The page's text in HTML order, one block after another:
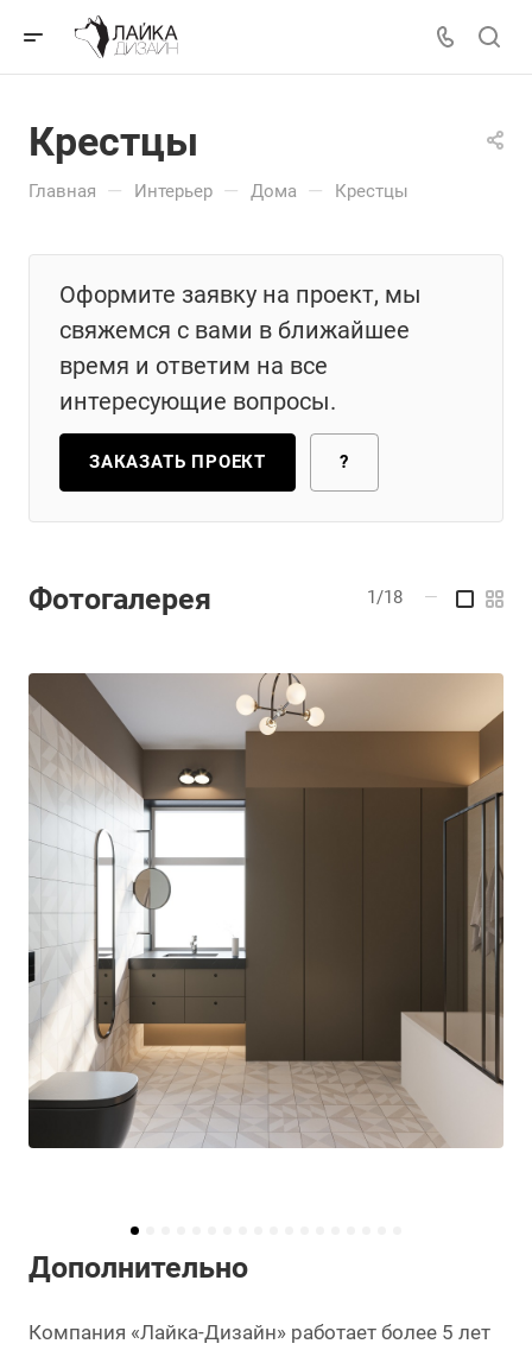
Крестцы
Главная — Интерьер — Дома — Крестцы
Оформите заявку на проект, мы
свяжемся с вами в ближайшее
время и ответим на все
интересующие вопросы.
ЗАКАЗАТЬ ПРОЕКТ ?
Фотогалерея 1/18 —
Дополнительно
Компания «Лайка-Дизайн» работает более 5 лет